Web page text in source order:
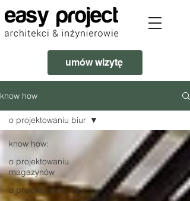
umów wizytę
know how
know how:
o projektowaniu
magazynów
o projektowaniu biur
o projektowaniu biur